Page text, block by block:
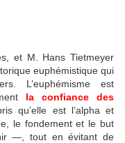
et M. Hans Tietmeyer
euphémistique qui
L’euphémisme est
la confiance des
qu’elle est l’alpha et
le fondement et le but
—, tout en évitant de